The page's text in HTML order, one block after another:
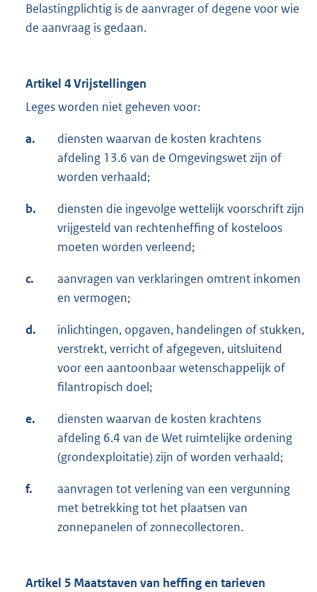
Belastingplichtig is de aanvrager of degene voor wie
de aanvraag is gedaan.
Artikel 4 Vrijstellingen
Leges worden niet geheven voor:
a.
diensten waarvan de kosten krachtens
afdeling 13.6 van de Omgevingswet zijn of
worden verhaald;
b.
diensten die ingevolge wettelijk voorschrift zijn
vrijgesteld van rechtenheffing of kosteloos
moeten worden verleend;
c.
aanvragen van verklaringen omtrent inkomen
en vermogen;
d.
inlichtingen, opgaven, handelingen of stukken,
verstrekt, verricht of afgegeven, uitsluitend
voor een aantoonbaar wetenschappelijk of
filantropisch doel;
e.
diensten waarvan de kosten krachtens
afdeling 6.4 van de Wet ruimtelijke ordening
(grondexploitatie) zijn of worden verhaald;
f.
aanvragen tot verlening van een vergunning
met betrekking tot het plaatsen van
zonnepanelen of zonnecollectoren.
Artikel 5 Maatstaven van heffing en tarieven